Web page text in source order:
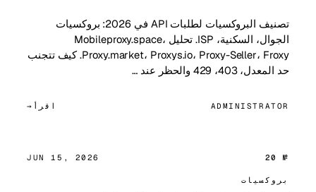
تصنيف البروكسيات لطلبات API في 2026: بروكسيات
الجوال، السكنية، ISP. تحليل Mobileproxy.space،
Proxy.market، Proxys.io، Proxy-Seller، Froxy. كيف تتجنب
حد المعدل، 403، 429 والحظر عند …
ADMINISTRATOR اقرأ
№ 20
JUN 15, 2026
بروكسيات